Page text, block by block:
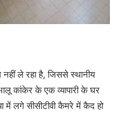
ले रहा है, जिससे स्थानीय
कांकेर के एक व्यापारी के घर
में लगे सीसीटीवी कैमरे में कैद हो